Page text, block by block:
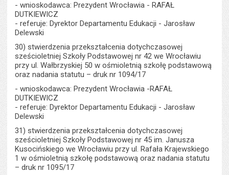
- wnioskodawca: Prezydent Wrocławia - RAFAŁ
DUTKIEWICZ
- referuje: Dyrektor Departamentu Edukacji - Jarosław
Delewski
30) stwierdzenia przekształcenia dotychczasowej
sześcioletniej Szkoły Podstawowej nr 42 we Wrocławiu
przy ul. Wałbrzyskiej 50 w ośmioletnią szkołę podstawową
oraz nadania statutu – druk nr 1094/17
- wnioskodawca: Prezydent Wrocławia -RAFAŁ
DUTKIEWICZ
- referuje: Dyrektor Departamentu Edukacji - Jarosław
Delewski
31) stwierdzenia przekształcenia dotychczasowej
sześcioletniej Szkoły Podstawowej nr 45 im. Janusza
Kusocińskiego we Wrocławiu przy ul. Rafała Krajewskiego
1 w ośmioletnią szkołę podstawową oraz nadania statutu
– druk nr 1095/17